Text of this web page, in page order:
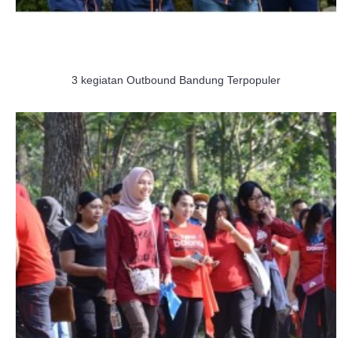
3 kegiatan Outbound Bandung Terpopuler